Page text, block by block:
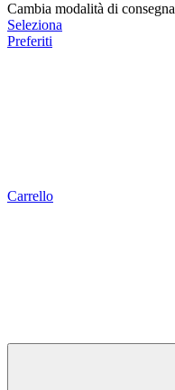
Cambia modalità di consegna
Seleziona
Preferiti
Carrello